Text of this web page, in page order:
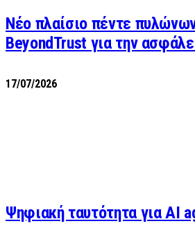
Νέο πλαίσιο πέντε
BeyondTrust για την
17/07/2026
Ψηφιακή ταυτότητα για AI